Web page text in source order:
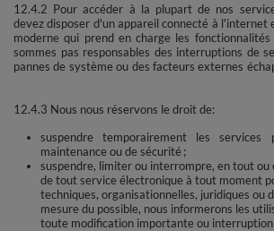
12.4.2 Pour accéder à la plupart de nos
devez disposer d'un appareil connecté à l'internet
moderne qui prend en charge les
sommes pas responsables des interruptions de
pannes de système ou des facteurs externes
12.4.3 Nous nous réservons le droit de:
suspendre temporairement les
maintenance ou de sécurité ;
suspendre, limiter ou interrompre, en tout
de tout service électronique à tout moment
techniques, organisationnelles, juridiques ou
mesure du possible, nous informerons les
toute modification importante ou interruption